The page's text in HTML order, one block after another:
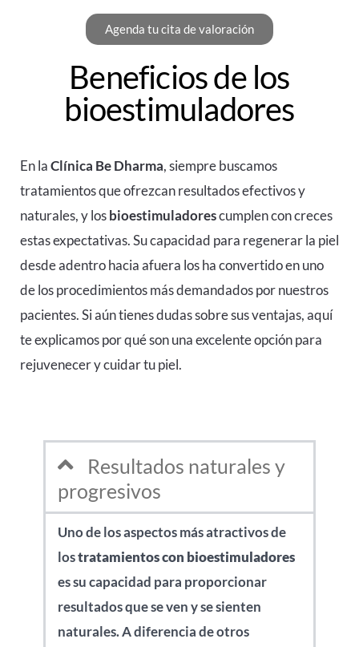
Agenda tu cita de valoración
Beneficios de los
bioestimuladores
En laClínica Be Dharma, siempre buscamos
tratamientos que ofrezcan resultados efectivos y
naturales, y losbioestimuladorescumplen con creces
estas expectativas. Su capacidad para regenerar la piel
desde adentro hacia afuera los ha convertido en uno
de los procedimientos más demandados por nuestros
pacientes. Si aún tienes dudas sobre sus ventajas, aquí
te explicamos por qué son una excelente opción para
rejuvenecer y cuidar tu piel.
Resultados naturales y
progresivos
Uno de los aspectos más atractivos de
lostratamientos con bioestimuladores
es su capacidad para proporcionar
resultados que se ven y se sienten
naturales. A diferencia de otros